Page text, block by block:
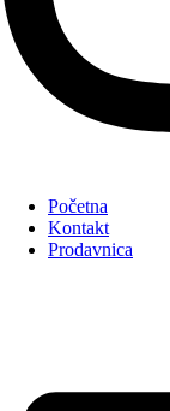
Početna
Kontakt
Prodavnica